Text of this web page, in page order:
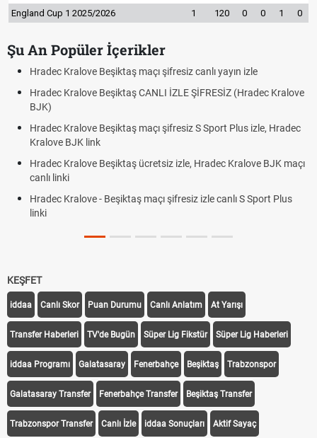
England Cup 1 2025/2026 1 120 0 0 1 0
Şu An Popüler İçerikler
Hradec Kralove Beşiktaş maçı şifresiz canlı yayın izle
Hradec Kralove Beşiktaş CANLI İZLE ŞİFRESİZ (Hradec Kralove
BJK)
Hradec Kralove Beşiktaş maçı şifresiz S Sport Plus izle, Hradec
Kralove BJK link
Hradec Kralove Beşiktaş ücretsiz izle, Hradec Kralove BJK maçı
canlı linki
Hradec Kralove - Beşiktaş maçı şifresiz izle canlı S Sport Plus
linki
KEŞFET
iddaa Canlı Skor Puan Durumu Canlı Anlatım At Yarışı
Transfer Haberleri TV'de Bugün Süper Lig Fikstür Süper Lig Haberleri
iddaa Programı Galatasaray Fenerbahçe Beşiktaş Trabzonspor
Galatasaray Transfer Fenerbahçe Transfer Beşiktaş Transfer
Trabzonspor Transfer Canlı İzle iddaa Sonuçları Aktif Sayaç